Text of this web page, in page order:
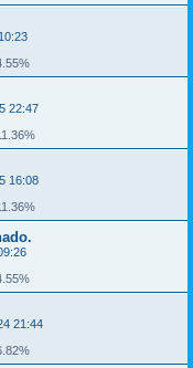
22:47
16:08
21:44